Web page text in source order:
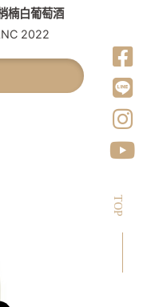
楠白葡萄酒
2022
TOP